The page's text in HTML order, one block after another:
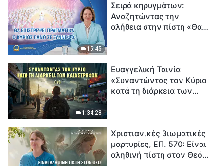
15:45
Σειρά κηρυγμάτων:
Αναζητώντας την
αλήθεια στην πίστη «Θα
1:34:28
Ευαγγελική Ταινία
«Συναντώντας τον Κύριο
κατά τη διάρκεια των
εξαφάνισης». Οι
καταστροφές χτυπούν.
Ξεκινά η αντίστροφη
Χριστιανικές βιωματικές
μαρτυρίες, ΕΠ. 570: Είναι
αληθινή πίστη στον Θεό